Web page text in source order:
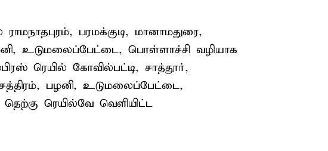
பரமக்குடி, மானாமதுரை,
உடுமலைப்பேட்டை, பொள்ளாச்சி வழியாக
ரெயில் கோவில்பட்டி, சாத்தூர்,
பழனி, உடுமலைப்பேட்டை,
ரெயில்வே வெளியிட்ட